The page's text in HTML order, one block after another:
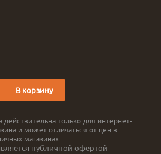
В корзину
действительна только для интернет-
и может отличаться от цен в
магазинах
публичной офертой